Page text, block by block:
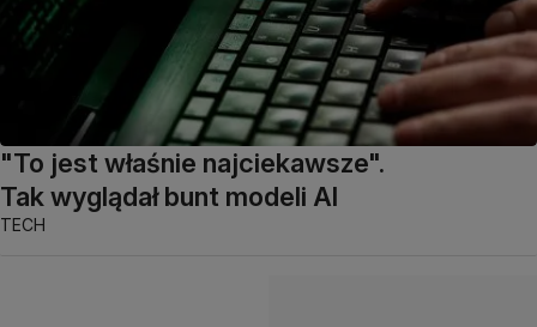
"To jest właśnie najciekawsze".
Tak wyglądał bunt modeli AI
TECH